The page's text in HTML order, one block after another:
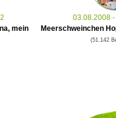
mein
03.08.2008
Meerschweinchen
(51.142